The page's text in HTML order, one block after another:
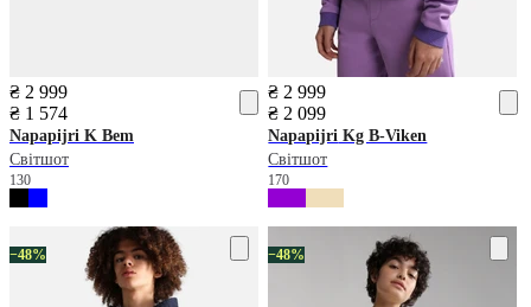
₴ 2 999
₴ 1 574
Napapijri K Bem
Світшот
130
₴ 2 999
₴ 2 099
Napapijri Kg B-Viken
Світшот
170
−48% −48%